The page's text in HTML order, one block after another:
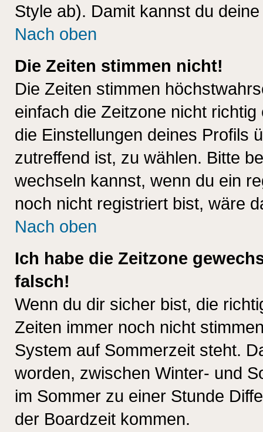
Style ab). Damit kannst du
Nach oben
Die Zeiten stimmen nicht!
Die Zeiten stimmen
einfach die Zeitzone nicht
die Einstellungen deines Profils
zutreffend ist, zu wählen. Bitte
wechseln kannst, wenn du ein
noch nicht registriert bist, wäre
Nach oben
Ich habe die Zeitzone
falsch!
Wenn du dir sicher bist, die
Zeiten immer noch nicht
System auf Sommerzeit steht.
worden, zwischen Winter- und
im Sommer zu einer Stunde
der Boardzeit kommen.